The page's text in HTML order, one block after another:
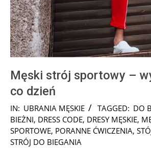
Męski strój sportowy –
co dzień
2025-
07-
23
IN: UBRANIA MĘSKIE TAGGED: DO
BIEŻNI, DRESS CODE, DRESY MĘSKIE,
SPORTOWE, PORANNE ĆWICZENIA,
STRÓJ DO BIEGANIA